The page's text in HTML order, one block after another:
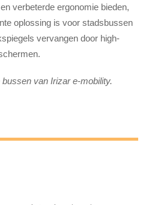
verbeterde ergonomie bieden,
oplossing is voor stadsbussen
vervangen door high-
van Irizar e-mobility.